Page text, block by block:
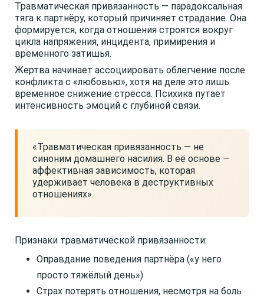
Травматическая привязанность — парадоксальная
тяга к партнёру, который причиняет страдание. Она
формируется, когда отношения строятся вокруг
цикла напряжения, инцидента, примирения и
временного затишья.
Жертва начинает ассоциировать облегчение после
конфликта с «любовью», хотя на деле это лишь
временное снижение стресса. Психика путает
интенсивность эмоций с глубиной связи.
«Травматическая привязанность — не
синоним домашнего насилия. В её основе —
аффективная зависимость, которая
удерживает человека в деструктивных
отношениях».
Признаки травматической привязанности:
Оправдание поведения партнёра («у него
просто тяжёлый день»)
Страх потерять отношения, несмотря на боль